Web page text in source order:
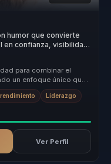
humor que convierte
en confianza, visibilidad
para combinar el
un enfoque único que
Liderazgo
Ver Perfil